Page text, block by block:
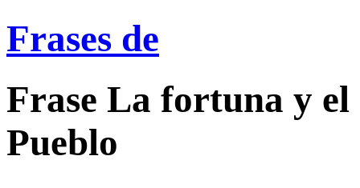
Frases de
Frase La fortuna y el
Pueblo